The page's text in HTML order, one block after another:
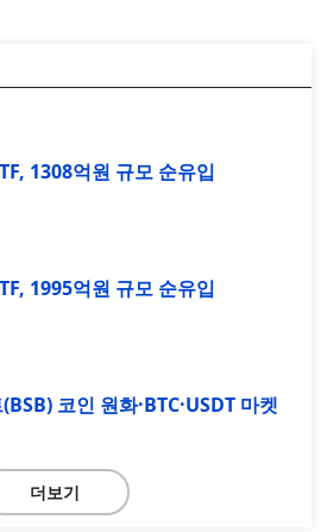
1308억원 규모 순유입
1995억원 규모 순유입
코인 원화·BTC·USDT 마켓
더보기